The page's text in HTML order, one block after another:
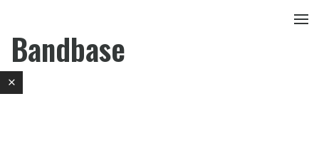
Bandbase